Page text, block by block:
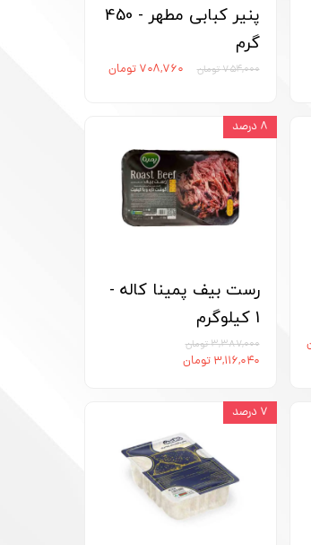
پنیر کبابی مطهر - 450
گرم
۷۵۴,۰۰۰ تومان ۷۰۸,۷۶۰ تومان
رست بیف پمینا کاله -
1 کیلوگرم
۳,۳۸۷,۰۰۰ تومان
۳,۱۱۶,۰۴۰ تومان
۸ درصد
۷ درصد